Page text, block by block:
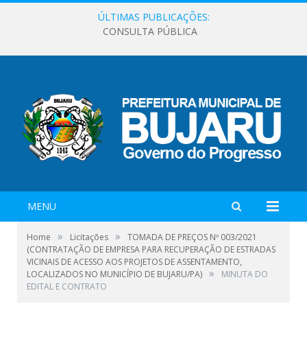
ÚLTIMAS PUBLICAÇÕES:
CONSULTA PÚBLICA
MENU
Home » Licitações »
TOMADA DE PREÇOS Nº 003/2021
(CONTRATAÇÃO DE EMPRESA PARA RECUPERAÇÃO DE ESTRADAS
VICINAIS DE ACESSO AOS PROJETOS DE ASSENTAMENTO,
LOCALIZADOS NO MUNICÍPIO DE BUJARU/PA) »
MINUTA DO
EDITAL E CONTRATO